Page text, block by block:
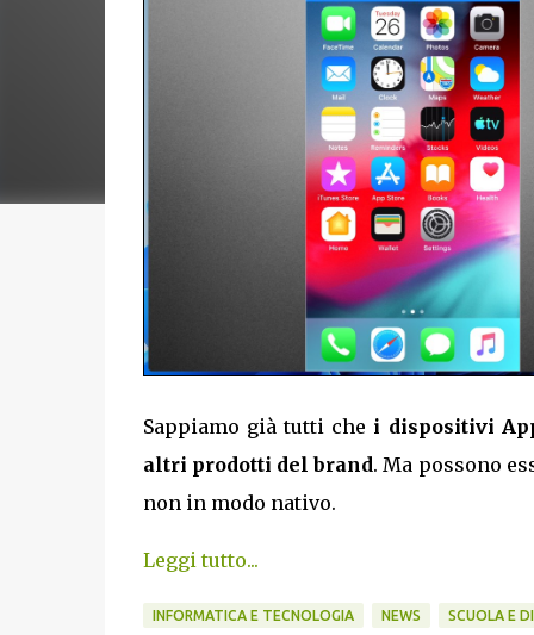
Sappiamo già tutti che i dispositivi
altri prodotti del brand. Ma possono
non in modo nativo.
Leggi tutto...
INFORMATICA E TECNOLOGIA NEWS SCUOLA E